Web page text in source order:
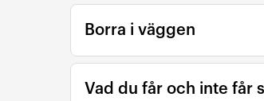
Borra i väggen
Vad du får och inte får